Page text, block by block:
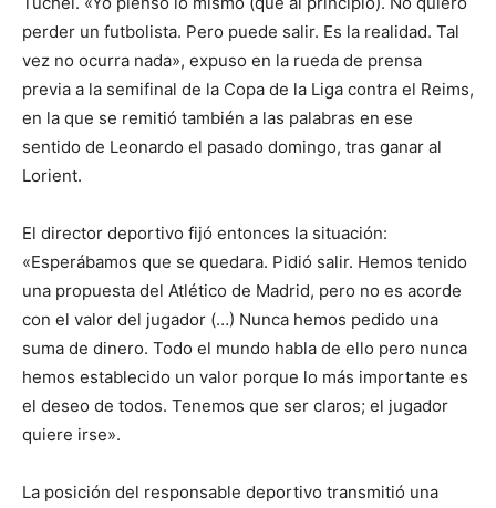
perder un futbolista. Pero puede salir. Es la realidad. Tal
vez no ocurra nada», expuso en la rueda de prensa
previa a la semifinal de la Copa de la Liga contra el Reims,
en la que se remitió también a las palabras en ese
sentido de Leonardo el pasado domingo, tras ganar al
Lorient.
El director deportivo fijó entonces la situación:
«Esperábamos que se quedara. Pidió salir. Hemos tenido
una propuesta del Atlético de Madrid, pero no es acorde
con el valor del jugador (…) Nunca hemos pedido una
suma de dinero. Todo el mundo habla de ello pero nunca
hemos establecido un valor porque lo más importante es
el deseo de todos. Tenemos que ser claros; el jugador
quiere irse».
La posición del responsable deportivo transmitió una